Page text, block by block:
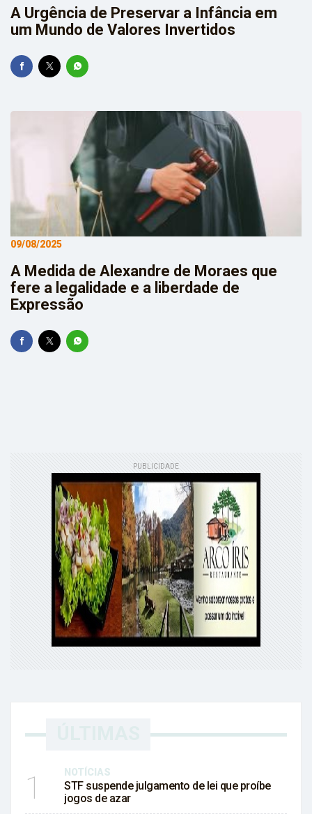
A Urgência de Preservar a Infância em
um Mundo de Valores Invertidos
09/08/2025
A Medida de Alexandre de Moraes que
fere a legalidade e a liberdade de
Expressão
PUBLICIDADE
1 NOTÍCIAS
STF suspende julgamento de lei que proíbe
jogos de azar